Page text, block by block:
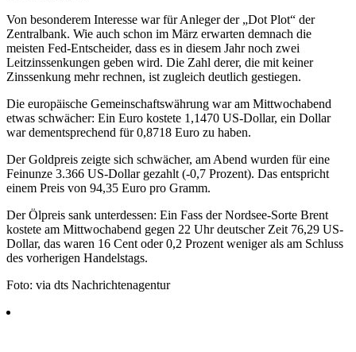
Von besonderem Interesse war für Anleger der „Dot Plot“ der
Zentralbank. Wie auch schon im März erwarten demnach die
meisten Fed-Entscheider, dass es in diesem Jahr noch zwei
Leitzinssenkungen geben wird. Die Zahl derer, die mit keiner
Zinssenkung mehr rechnen, ist zugleich deutlich gestiegen.
Die europäische Gemeinschaftswährung war am Mittwochabend
etwas schwächer: Ein Euro kostete 1,1470 US-Dollar, ein Dollar
war dementsprechend für 0,8718 Euro zu haben.
Der Goldpreis zeigte sich schwächer, am Abend wurden für eine
Feinunze 3.366 US-Dollar gezahlt (-0,7 Prozent). Das entspricht
einem Preis von 94,35 Euro pro Gramm.
Der Ölpreis sank unterdessen: Ein Fass der Nordsee-Sorte Brent
kostete am Mittwochabend gegen 22 Uhr deutscher Zeit 76,29 US-
Dollar, das waren 16 Cent oder 0,2 Prozent weniger als am Schluss
des vorherigen Handelstags.
Foto: via dts Nachrichtenagentur